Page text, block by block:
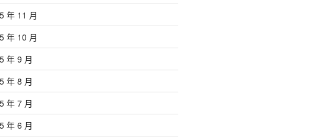
年 11 月
年 10 月
年 9 月
年 8 月
年 7 月
年 6 月